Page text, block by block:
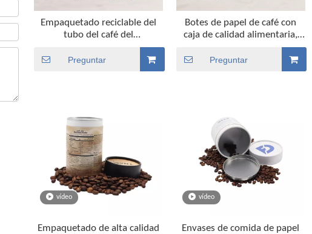
Empaquetado reciclable del
tubo del café del
empaquetado del tubo del
papel de la lata del bocado de
la categoría alimenticia
Preguntar
Botes de papel de café con
caja de calidad alimentaria,
biodegradable, venta al por
Preguntar
vídeo
Empaquetado de alta calidad
vídeo
Envases de comida de papel